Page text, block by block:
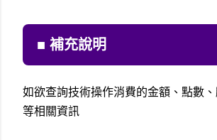
■ 補充說明
如欲查詢技術操作消費的金額、點數
等相關資訊